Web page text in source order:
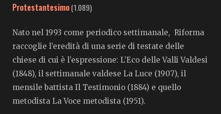
Protestantesimo(1.089)
Nato nel 1993 come periodico settimanale, Riforma
raccoglie l’eredità di una serie di testate delle
chiese di cui è l’espressione: L’Eco delle Valli Valdesi
(1848), il settimanale valdese La Luce (1907), il
mensile battista Il Testimonio (1884) e quello
metodista La Voce metodista (1951).